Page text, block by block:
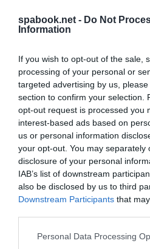
spabook.net - Do Not
Information
If you wish to opt-out of the sale,
processing of your personal or
targeted advertising by us,
section to confirm your selection.
opt-out request is processed you
interest-based ads based on
us or personal information
your opt-out. You may separately
disclosure of your personal
IAB’s list of downstream
also be disclosed by us to third
Downstream Participants that
Please note that this website/app
Personal Data Processing
Parkhíréből.
OLVASS
TOVÁBBI